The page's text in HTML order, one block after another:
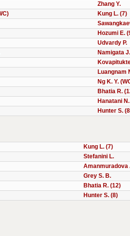
Zhang Y.
Kung L. (7)
Hozumi E.
Udvardy P.
Namigata
Luangnam
Ng K. Y.
Bhatia R.
Hanatani N.
Hunter S.
Kung L. (7)
Stefanini L.
Amanmuradova
Grey S. B.
Bhatia R. (12)
Hunter S. (8)